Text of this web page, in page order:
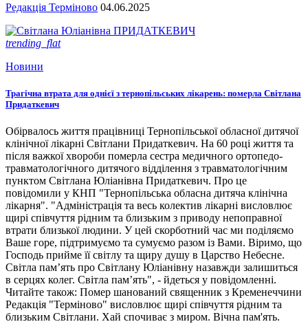
Редакція Терміново 04.06.2025
trending_flat
Новини
Трагічна втрата для однієї з тернопільських лікарень: померла Світлана
Придаткевич
Обірвалось життя працівниці Тернопільської обласної дитячої
клінічної лікарні Світлани Придаткевич. На 60 році життя та
після важкої хвороби померла сестра медичного ортопедо-
травматологічного дитячого відділення з травматологічним
пунктом Світлана Юліанівна Придаткевич. Про це
повідомили у КНП "Тернопільська обласна дитяча клінічна
лікарня". "Адміністрація та весь колектив лікарні висловлює
щирі співчуття рідним та близьким з приводу непоправної
втрати близької людини. У цей скорботний час ми поділяємо
Ваше горе, підтримуємо та сумуємо разом із Вами. Віримо, що
Господь прийме її світлу та щиру душу в Царство Небесне.
Світла пам’ять про Світлану Юліанівну назавжди залишиться
в серцях колег. Світла пам’ять", - йдеться у повідомленні.
Читайте також: Помер шанований священник з Кременеччини
Редакція "Терміново" висловлює щирі співчуття рідним та
близьким Світлани. Хай спочиває з миром. Вічна пам'ять.